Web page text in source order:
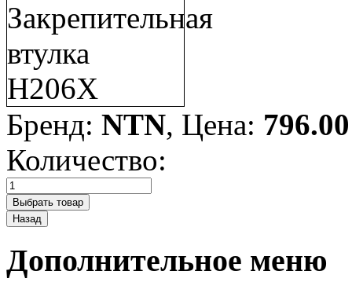
Бренд: NTN, Цена:
Количество:
Дополнительное меню